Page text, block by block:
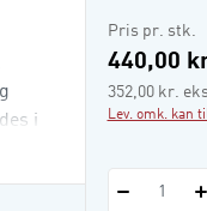
i
i-bog
Pris pr. stk.
440,00
352,00 kr.
Lev. omk. kan
1